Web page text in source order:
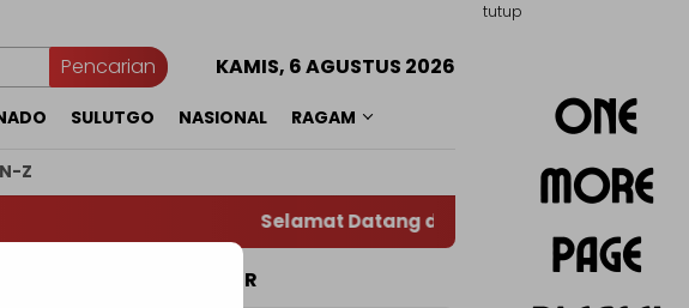
tutup
Pencarian KAMIS, 6 AGUSTUS 2026
SULUTGO NASIONAL RAGAM
Z
Selamat Datang di Situs Warta RADAR
BERITA POPULER